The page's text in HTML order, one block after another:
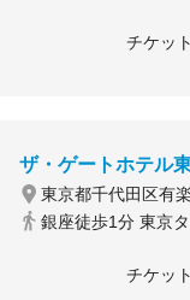
チケッ
ザ・ゲートホテル
東京都千代田区有
銀座徒歩1分 東京
チケッ